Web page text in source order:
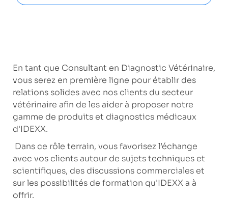
En tant que Consultant en Diagnostic Vétérinaire,
vous serez en première ligne pour établir des
relations solides avec nos clients du secteur
vétérinaire afin de les aider à proposer notre
gamme de produits et diagnostics médicaux
d'IDEXX.
Dans ce rôle terrain, vous favorisez l’échange
avec vos clients autour de sujets techniques et
scientifiques, des discussions commerciales et
sur les possibilités de formation qu'IDEXX a à
offrir.